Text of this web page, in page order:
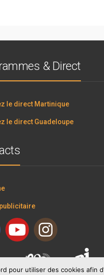
& Direct
le direct Martinique
le direct Guadeloupe
pour utiliser des cookies